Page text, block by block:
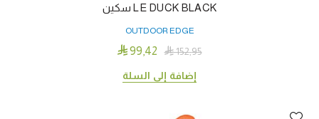
LE DUCK BLACK سكين
OUTDOOR EDGE

152٫95  99٫42
إضافة إلى السلة